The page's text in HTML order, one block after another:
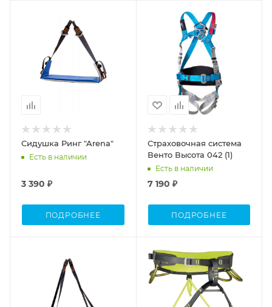
Сидушка Ринг "Arena"
Есть в наличии
3 390 ₽
ПОДРОБНЕЕ
Страховочная система
Венто Высота 042 (1)
Есть в наличии
7 190 ₽
ПОДРОБНЕЕ